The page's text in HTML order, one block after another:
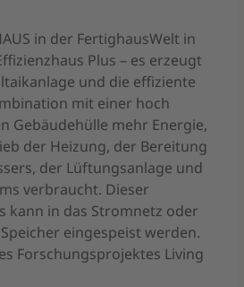
in der FertighausWelt in
Plus – es erzeugt
und die effiziente
mit einer hoch
Gebäudehülle mehr Energie,
der Heizung, der Bereitung
der Lüftungsanlage und
verbraucht. Dieser
kann in das Stromnetz oder
eingespeist werden.
Forschungsprojektes Living